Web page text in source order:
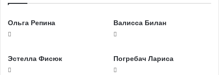
Ольга Репина Валисса Билан
Эстелла Фисюк Погребач Лариса